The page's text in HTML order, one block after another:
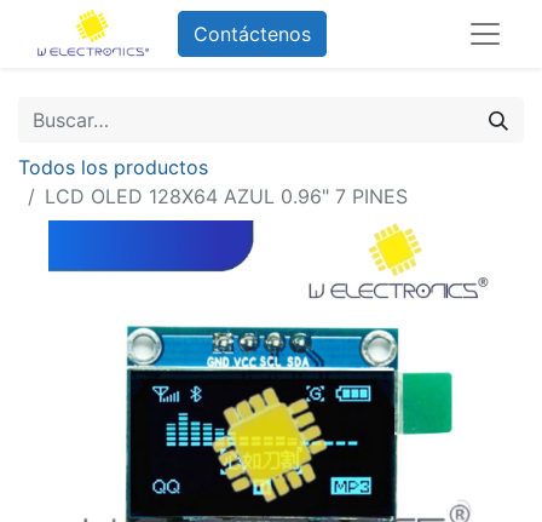
Contáctenos
Todos los productos
LCD OLED 128X64 AZUL 0.96" 7 PINES